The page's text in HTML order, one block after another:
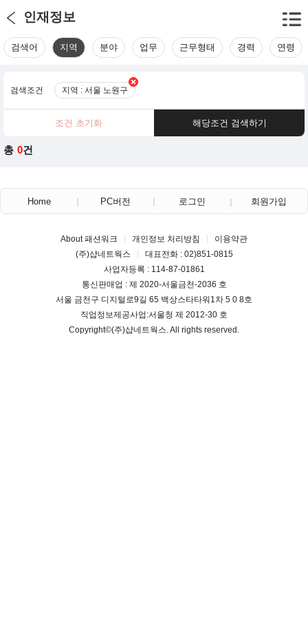
인재정보
검색어 지역 분야 업무 근무형태 경력 연령
검색조건 지역 : 서울 노원구
조건 초기화 해당조건 검색하기
총 0건
Home PC버전 로그인 회원가입
About 패션워크 개인정보 처리방침
이용약관
(주)샵네트웍스
대표전화 : 02)851-0815
사업자등록 : 114-87-01861
통신판매업 : 제 2020-서울금천-2036 호
서울 금천구 디지털로9길 65 백상스타타워1차 5 0 8호
직업정보제공사업:서울청 제 2012-30 호
Copyright©(주)샵네트웍스. All rights reserved.